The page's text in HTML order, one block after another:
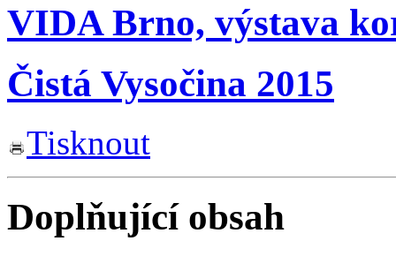
VIDA Brno, výstava
Čistá Vysočina 2015
Tisknout
Doplňující obsah